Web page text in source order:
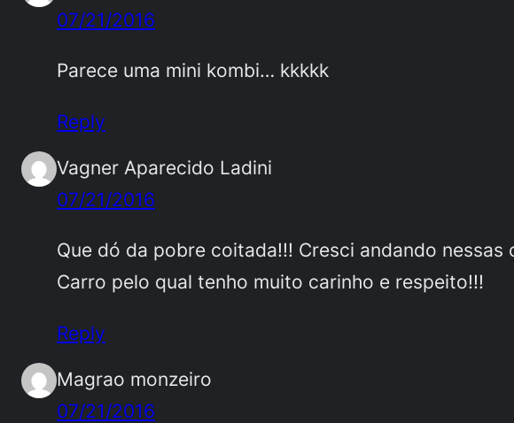
07/21/2016
Parece uma mini kombi… kkkkk
Reply
Vagner Aparecido Ladini
07/21/2016
Que dó da pobre coitada!!! Cresci andando
Carro pelo qual tenho muito carinho e respeito!!!
Reply
Magrao monzeiro
07/21/2016